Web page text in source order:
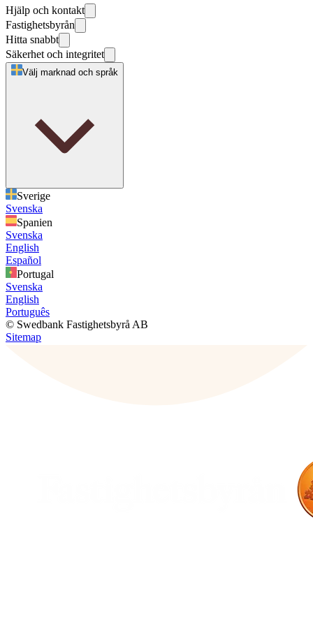
Hjälp och kontakt
Fastighetsbyrån
Hitta snabbt
Säkerhet och integritet
Välj marknad och språk
Sverige
Svenska
Spanien
Svenska
English
Español
Portugal
Svenska
English
Português
© Swedbank Fastighetsbyrå AB
Sitemap